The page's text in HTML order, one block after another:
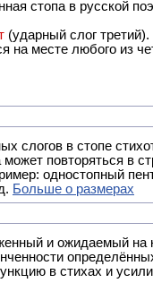
стопа в русской
(ударный слог третий).
на месте любого из
слогов в стопе
повторяться в
одностопный
Больше о размерах
и
в стихах и